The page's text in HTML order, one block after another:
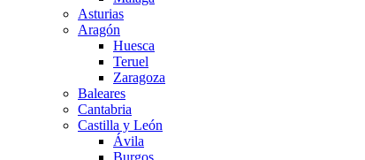
Asturias
Aragón
Huesca
Teruel
Zaragoza
Baleares
Cantabria
Castilla y León
Ávila
Burgos